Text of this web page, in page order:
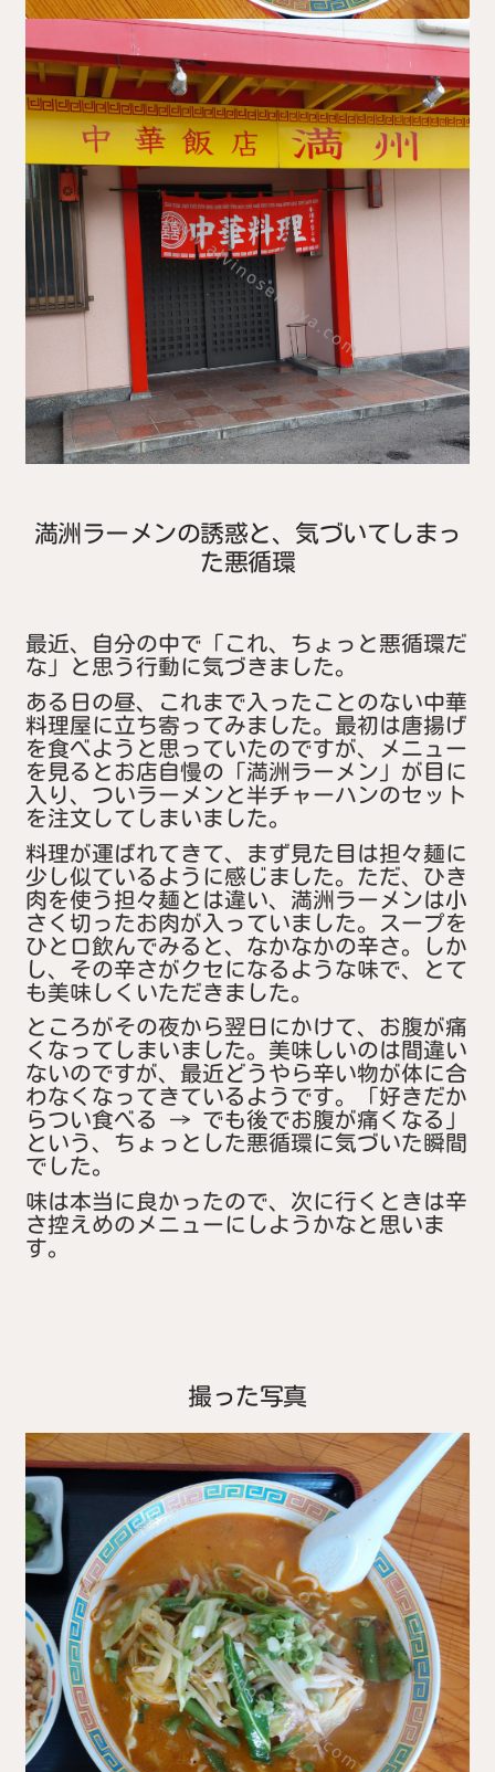
満洲ラーメンの誘惑と、気づいてしまっ
た悪循環
最近、自分の中で「これ、ちょっと悪循環だ
な」と思う行動に気づきました。
ある日の昼、これまで入ったことのない中華
料理屋に立ち寄ってみました。最初は唐揚げ
を食べようと思っていたのですが、メニュー
を見るとお店自慢の「満洲ラーメン」が目に
入り、ついラーメンと半チャーハンのセット
を注文してしまいました。
料理が運ばれてきて、まず見た目は担々麺に
少し似ているように感じました。ただ、ひき
肉を使う担々麺とは違い、満洲ラーメンは小
さく切ったお肉が入っていました。スープを
ひと口飲んでみると、なかなかの辛さ。しか
し、その辛さがクセになるような味で、とて
も美味しくいただきました。
ところがその夜から翌日にかけて、お腹が痛
くなってしまいました。美味しいのは間違い
ないのですが、最近どうやら辛い物が体に合
わなくなってきているようです。「好きだか
らつい食べる → でも後でお腹が痛くなる」
という、ちょっとした悪循環に気づいた瞬間
でした。
味は本当に良かったので、次に行くときは辛
さ控えめのメニューにしようかなと思いま
す。
撮った写真